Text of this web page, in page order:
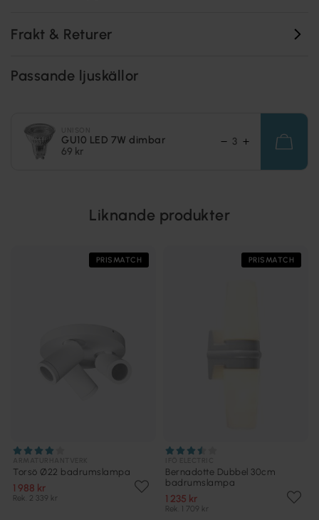
Frakt & Returer
Passande ljuskällor
GU10 LED 7W dimbar
69 kr
Liknande produkter
PRISMATCH
Torsö Ø22 badrumslampa
1 988 kr
Rek. 2 339 kr
PRISMATCH
Bernadotte Dubbel 30cm
badrumslampa
1 235 kr
Rek. 1 709 kr